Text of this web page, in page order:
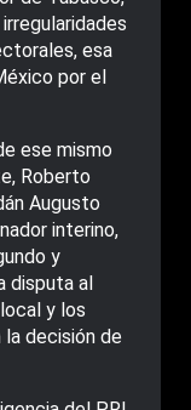
esa
por el
ese mismo
Roberto
Augusto
interino,
y
disputa al
y los
la decisión de